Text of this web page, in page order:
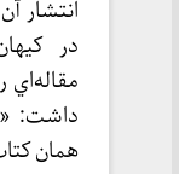
در
مقاله‌اي
داشت:
همان